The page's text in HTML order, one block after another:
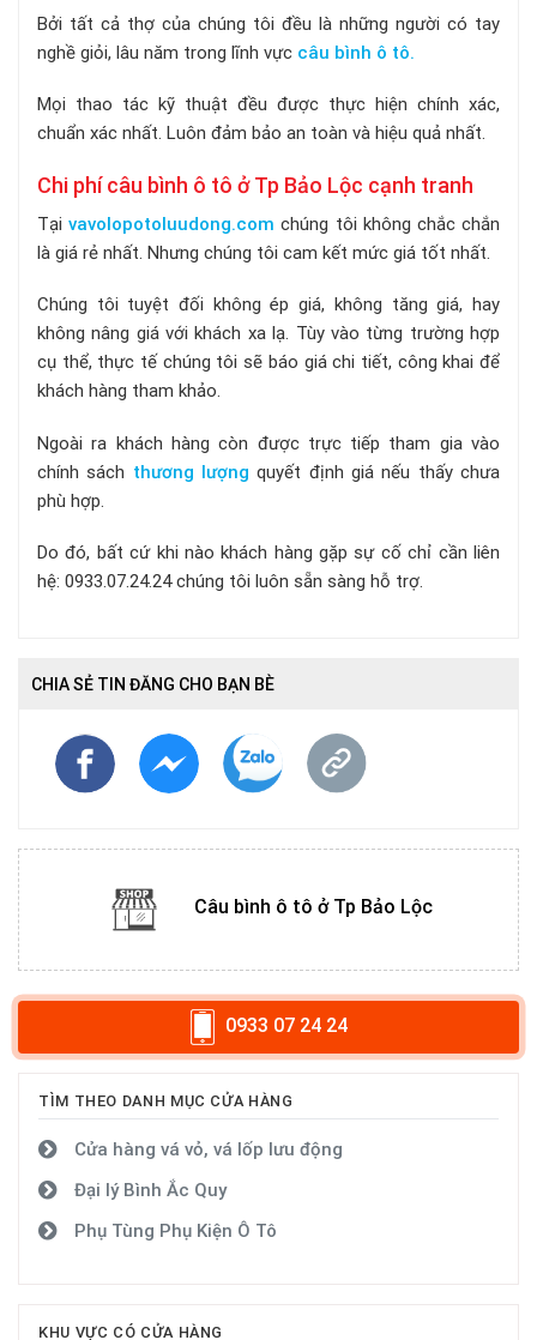
Bởi tất cả thợ của chúng tôi đều là những người có tay
nghề giỏi, lâu năm trong lĩnh vực câu bình ô tô.
Mọi thao tác kỹ thuật đều được thực hiện chính xác,
chuẩn xác nhất. Luôn đảm bảo an toàn và hiệu quả nhất.
Chi phí câu bình ô tô ở Tp Bảo Lộc cạnh tranh
Tạivavolopotoluudong.com chúng tôi không chắc chắn
là giá rẻ nhất. Nhưng chúng tôi cam kết mức giá tốt nhất.
Chúng tôi tuyệt đối không ép giá, không tăng giá, hay
không nâng giá với khách xa lạ. Tùy vào từng trường hợp
cụ thể, thực tế chúng tôi sẽ báo giá chi tiết, công khai để
khách hàng tham khảo.
Ngoài ra khách hàng còn được trực tiếp tham gia vào
chính sách thương lượng quyết định giá nếu thấy chưa
phù hợp.
Do đó, bất cứ khi nào khách hàng gặp sự cố chỉ cần liên
hệ: 0933.07.24.24 chúng tôi luôn sẵn sàng hỗ trợ.
CHIA SẺ TIN ĐĂNG CHO BẠN BÈ
Câu bình ô tô ở Tp Bảo Lộc
0933 07 24 24
TÌM THEO DANH MỤC CỬA HÀNG
Cửa hàng vá vỏ, vá lốp lưu động
Đại lý Bình Ắc Quy
Phụ Tùng Phụ Kiện Ô Tô
KHU VỰC CÓ CỬA HÀNG